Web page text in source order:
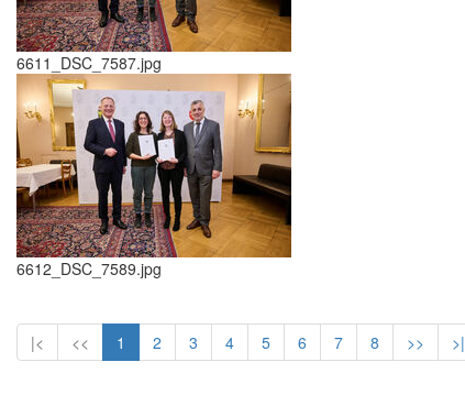
6611_DSC_7587.jpg
6612_DSC_7589.jpg
|< << 1 2 3 4 5 6 7 8 >> >|